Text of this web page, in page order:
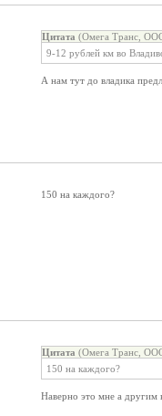
Цитата (Омега Транс,
9-12 рублей км во
А нам тут до владика
150 на каждого?
Цитата (Омега Транс,
150 на каждого?
Наверно это мне а другим